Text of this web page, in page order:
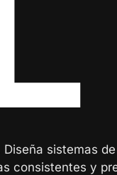
sistemas
consistentes y